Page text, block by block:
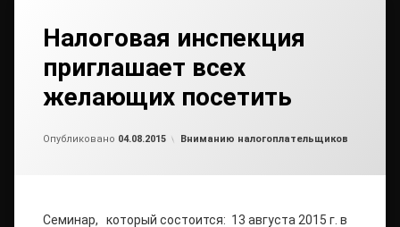
Налоговая инспекция
приглашает всех
желающих посетить
Опубликовано 04.08.2015 Рубрики:
Вниманию налогоплательщиков
Семинар, который состоится: 13 августа 2015 г. в